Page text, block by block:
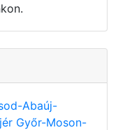
Abaúj-
Győr-Moson-